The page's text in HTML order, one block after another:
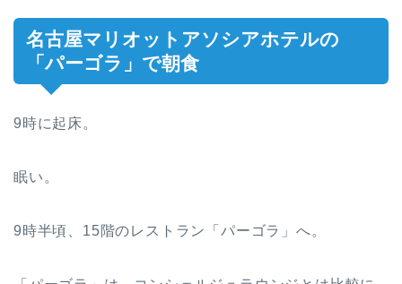
名古屋マリオットアソシアホテルの
「パーゴラ」で朝食
9時に起床。
眠い。
9時半頃、15階のレストラン「パーゴラ」へ。